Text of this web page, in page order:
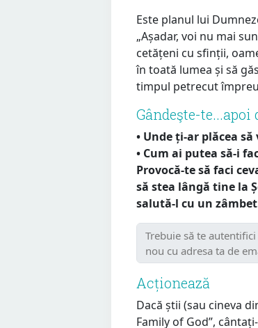
Este planul lui
„Așadar, voi nu mai
cetățeni cu sfinții,
în toată lumea și să
timpul petrecut
Gândeşte-te...apoi
• Unde ți-ar plăcea
• Cum ai putea să-i
Provocă-te să faci
să stea lângă tine la
salută-l cu un
Acționează
Dacă știi (sau cineva
Family of God”,